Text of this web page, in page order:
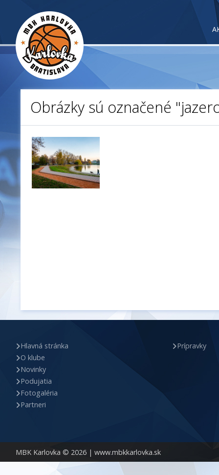
Obrázky sú označené
MBK Karlovka © 2026 | www.mbkkarlovka.sk
Hlavná stránka
O klube
Novinky
Podujatia
Fotogaléria
Partneri
Prípravky